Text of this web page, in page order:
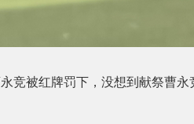
被红牌罚下，没想到献祭曹永